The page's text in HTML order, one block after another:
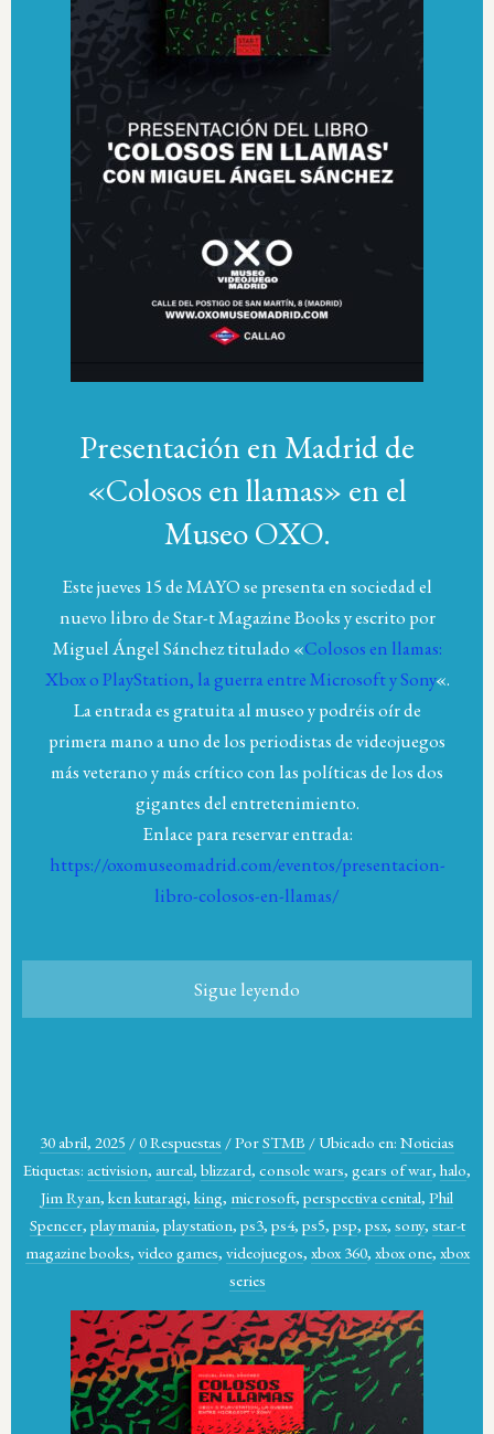
Presentación en Madrid de
«Colosos en llamas» en el
Museo OXO.
Este jueves 15 de MAYO se presenta en sociedad el
nuevo libro de Star-t Magazine Books y escrito por
Miguel Ángel Sánchez titulado «Colosos en llamas:
Xbox o PlayStation, la guerra entre Microsoft y Sony«.
La entrada es gratuita al museo y podréis oír de
primera mano a uno de los periodistas de videojuegos
más veterano y más crítico con las políticas de los dos
gigantes del entretenimiento.
Enlace para reservar entrada:
https://oxomuseomadrid.com/eventos/presentacion-
libro-colosos-en-llamas/
Sigue leyendo
30 abril, 2025 /0 Respuestas /PorSTMB / Ubicado en: Noticias
Etiquetas: activision, aureal, blizzard, console wars, gears of war, halo,
Jim Ryan, ken kutaragi, king, microsoft, perspectiva cenital, Phil
Spencer, playmania, playstation, ps3, ps4, ps5, psp, psx, sony, star-t
magazine books, video games, videojuegos, xbox 360, xbox one, xbox
series